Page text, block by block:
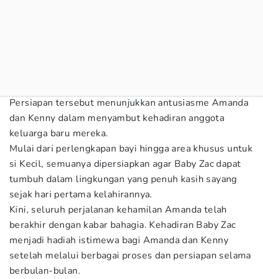
Persiapan tersebut menunjukkan antusiasme Amanda
dan Kenny dalam menyambut kehadiran anggota
keluarga baru mereka.
Mulai dari perlengkapan bayi hingga area khusus untuk
si Kecil, semuanya dipersiapkan agar Baby Zac dapat
tumbuh dalam lingkungan yang penuh kasih sayang
sejak hari pertama kelahirannya.
Kini, seluruh perjalanan kehamilan Amanda telah
berakhir dengan kabar bahagia. Kehadiran Baby Zac
menjadi hadiah istimewa bagi Amanda dan Kenny
setelah melalui berbagai proses dan persiapan selama
berbulan-bulan.